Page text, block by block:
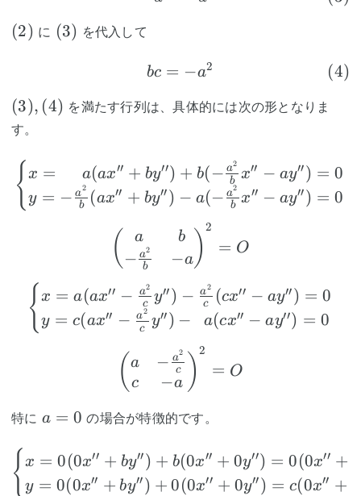
(2)
(2) に (3)
(3) を代入して
\tag{4} bc=-a^2
bc = −a2 (4)
(3),
(4)
(3), (4) を満たす行列は、具体的には次の形となりま
す。
\begin{cases}
{x = a(ax′′ + by′′) + b(− b
a2
x′′ − ay′′) = 0
y = − b
a2 (ax′′ + by′′) − a(− b
a2
x′′ − ay′′) = 0
( a
− b
a2
b
−a )
2
= O
\begin{cases}
{x = a(ax′′ − c
a2
y′′) − c
a2 (cx′′ − ay′′) = 0
y = c(ax′′ − c
a2
y′′) − a(cx′′ − ay′′) = 0
\begin{pmatrix}a&-
( a
c
− c
a2
−a )
2
= O
特に a=0
a = 0 の場合が特徴的です。
\begin{cases}
{x = 0(0x′′ + by′′) + b(0x′′ + 0y′′) = 0(0x′′ +
y = 0(0x′′ + by′′) + 0(0x′′ + 0y′′) = c(0x′′ +